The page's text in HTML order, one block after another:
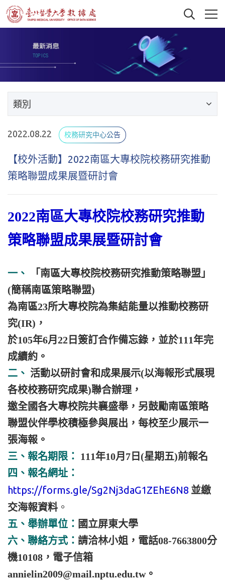
類別
2022.08.22 校務研究中心公告
【校外活動】2022南區大專校院校務研究推動
策略聯盟成果展暨研討會
2022南區大專校院校務研究推動
策略聯盟成果展暨研討會
一、
「南區大專校院校務研究推動策略聯盟」
(簡稱南區策略聯盟)
為南區23所大專校院為集結能量以推動校務研
究(IR)，
於105年6月22日簽訂合作備忘錄，並於111年完
成續約。
二、 活動以研討會和成果展示(以海報形式展現
各校校務研究成果)聯合辦理，
邀全國各大專校院共襄盛舉，另鼓勵南區策略
聯盟伙伴學校積極參與展出，每校至少展示一
張海報。
三、報名期限： 111年10月7日(星期五)前報名
四、報名網址：
https://forms.gle/Sg2Nj3daG1ZEhE6N8 並繳
交海報資料 。
五、舉辦單位： 國立屏東大學
六、 聯絡方式： 請洽林小姐，電話08-7663800分
機10108，電子信箱
annielin2009@mail.nptu.edu.tw。